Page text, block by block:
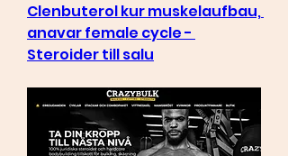
Clenbuterol kur muskelaufbau,
anavar female cycle -
Steroider till salu